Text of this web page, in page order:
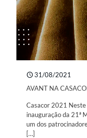
31/08/2021
AVANT NA
Casacor 2021
inauguração da 21ª
um dos
[…]